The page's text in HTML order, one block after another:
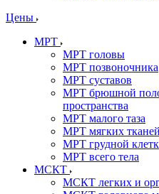
Цены
МРТ
МРТ головы
МРТ позвоночника
МРТ суставов
МРТ брюшной
пространства
МРТ малого таза
МРТ мягких тканей
МРТ грудной
МРТ всего тела
МСКТ
МСКТ легких и